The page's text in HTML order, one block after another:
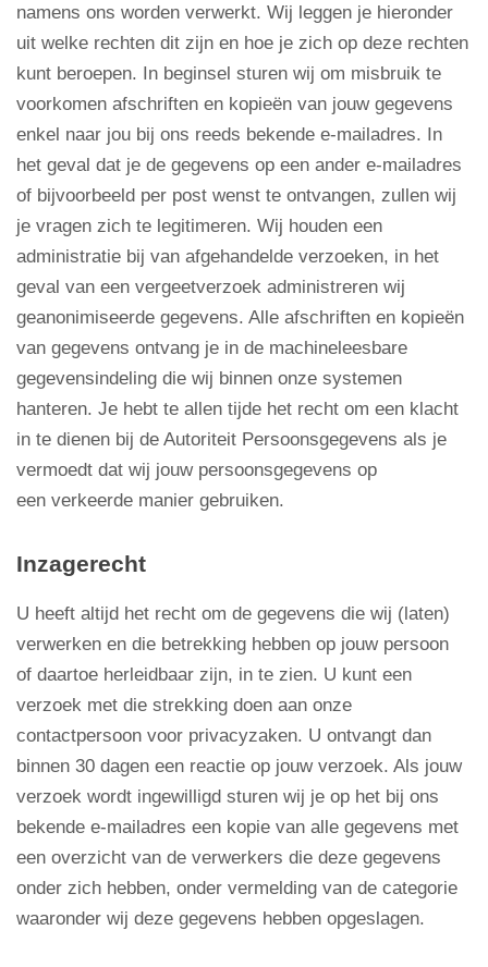
namens ons worden verwerkt. Wij leggen je hieronder
uit welke rechten dit zijn en hoe je zich op deze rechten
kunt beroepen. In beginsel sturen wij om misbruik te
voorkomen afschriften en kopieën van jouw gegevens
enkel naar jou bij ons reeds bekende e-mailadres. In
het geval dat je de gegevens op een ander e-mailadres
of bijvoorbeeld per post wenst te ontvangen, zullen wij
je vragen zich te legitimeren. Wij houden een
administratie bij van afgehandelde verzoeken, in het
geval van een vergeetverzoek administreren wij
geanonimiseerde gegevens. Alle afschriften en kopieën
van gegevens ontvang je in de machineleesbare
gegevensindeling die wij binnen onze systemen
hanteren. Je hebt te allen tijde het recht om een klacht
in te dienen bij de Autoriteit Persoonsgegevens als je
vermoedt dat wij jouw persoonsgegevens op
een verkeerde manier gebruiken.
Inzagerecht
U heeft altijd het recht om de gegevens die wij (laten)
verwerken en die betrekking hebben op jouw persoon
of daartoe herleidbaar zijn, in te zien. U kunt een
verzoek met die strekking doen aan onze
contactpersoon voor privacyzaken. U ontvangt dan
binnen 30 dagen een reactie op jouw verzoek. Als jouw
verzoek wordt ingewilligd sturen wij je op het bij ons
bekende e-mailadres een kopie van alle gegevens met
een overzicht van de verwerkers die deze gegevens
onder zich hebben, onder vermelding van de categorie
waaronder wij deze gegevens hebben opgeslagen.